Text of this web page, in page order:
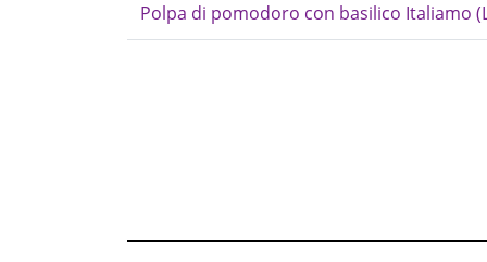
Polpa di pomodoro con basilico Italiamo